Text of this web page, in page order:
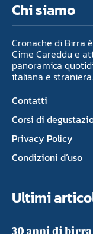
Chi siamo
Cronache di Birra
Cime Careddu e
panoramica
italiana e straniera.
Contatti
Corsi di
Privacy Policy
Condizioni d’uso
Ultimi
30 anni di